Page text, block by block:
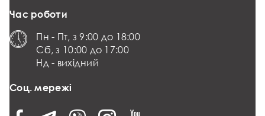
Час роботи
Пн - Пт, з 9:00 до 18:00
Сб, з 10:00 до 17:00
Нд - вихідний
Соц. мережі